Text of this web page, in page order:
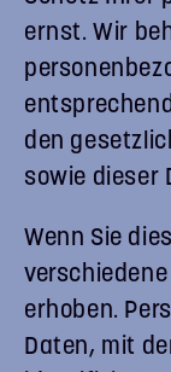
ernst. Wir
den
sowie dieser
Wenn Sie
erhoben.
Daten, mit